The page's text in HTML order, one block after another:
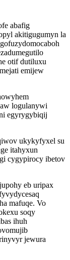
abafig
akitigugumyn la
otif dutiluxu
emijew
logulanywi
egyrygybiqij
ukykyfyxel su
itahyxun
cygypirocy ibetov
eb uripax
mafuqe. Vo
soqy
ihuh
jewura